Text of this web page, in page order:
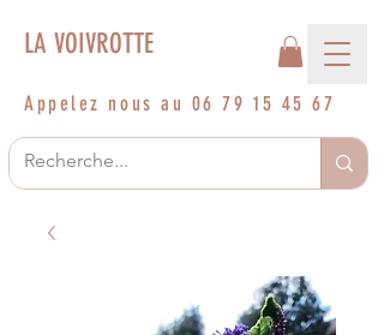
LA VOIVROTTE
Appelez nous au 06 79 15 45 67